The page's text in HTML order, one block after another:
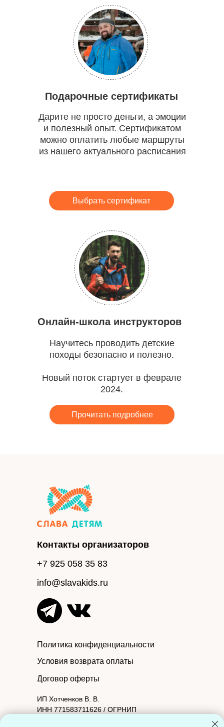
Подарочные сертификаты
Выбрать сертификат
Дарите не просто деньги, а эмоции
и полезный опыт. Сертификатом
можно оплатить любые маршруты
из нашего актуального расписания
Онлайн-школа инструкторов
Прочитать подробнее
Научитесь проводить детские
походы безопасно и полезно.
Новый поток стартует в феврале
2024.
info@slavakids.ru
Контакты организаторов
+7 925 058 35 83
ИП Хотченков В. В.
ИНН 771583711626 / ОГРНИП
Политика конфиденциальности
Условия возврата оплаты
Договор оферты